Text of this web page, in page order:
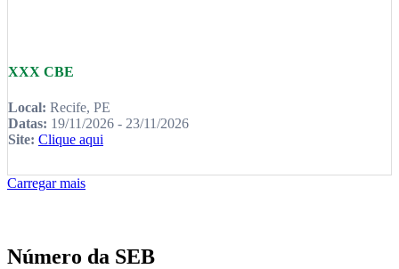
XXX CBE
Local: Recife, PE
Datas: 19/11/2026 - 23/11/2026
Site: Clique aqui
Carregar mais
Número da SEB